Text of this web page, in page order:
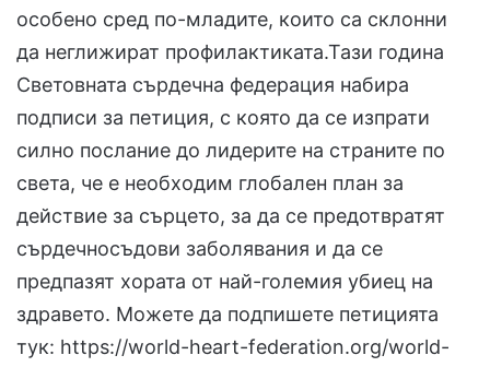
особено сред по-младите, които са склонни
да неглижират профилактиката.Тази година
Световната сърдечна федерация набира
подписи за петиция, с която да се изпрати
силно послание до лидерите на страните по
света, че е необходим глобален план за
действие за сърцето, за да се предотвратят
сърдечносъдови заболявания и да се
предпазят хората от най-големия убиец на
здравето. Можете да подпишете петицията
тук: https://world-heart-federation.org/world-